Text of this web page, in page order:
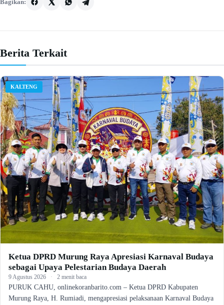
Bagikan:
Berita Terkait
KALTENG
Ketua DPRD Murung Raya Apresiasi Karnaval Budaya
sebagai Upaya Pelestarian Budaya Daerah
9 Agustus 2026 · 2 menit baca
PURUK CAHU, onlinekoranbarito.com – Ketua DPRD Kabupaten
Murung Raya, H. Rumiadi, mengapresiasi pelaksanaan Karnaval Budaya